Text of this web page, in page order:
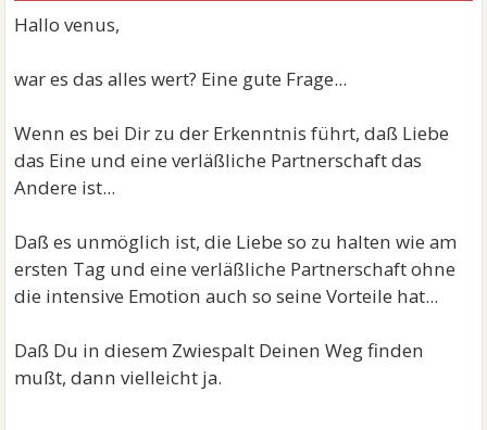
Hallo venus,
war es das alles wert? Eine gute Frage...
Wenn es bei Dir zu der Erkenntnis führt, daß Liebe
das Eine und eine verläßliche Partnerschaft das
Andere ist...
Daß es unmöglich ist, die Liebe so zu halten wie am
ersten Tag und eine verläßliche Partnerschaft ohne
die intensive Emotion auch so seine Vorteile hat...
Daß Du in diesem Zwiespalt Deinen Weg finden
mußt, dann vielleicht ja.